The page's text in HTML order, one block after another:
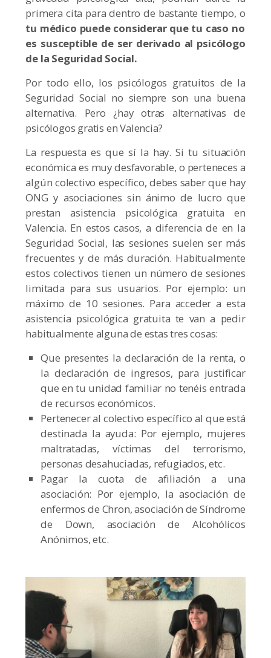
primera cita para dentro de bastante tiempo, o
tu médico puede considerar que tu caso no
es susceptible de ser derivado al psicólogo
de la Seguridad Social.
Por todo ello, los psicólogos gratuitos de la
Seguridad Social no siempre son una buena
alternativa. Pero ¿hay otras alternativas de
psicólogos gratis en Valencia?
La respuesta es que sí la hay. Si tu situación
económica es muy desfavorable, o perteneces a
algún colectivo específico, debes saber que hay
ONG y asociaciones sin ánimo de lucro que
prestan asistencia psicológica gratuita en
Valencia. En estos casos, a diferencia de en la
Seguridad Social, las sesiones suelen ser más
frecuentes y de más duración. Habitualmente
estos colectivos tienen un número de sesiones
limitada para sus usuarios. Por ejemplo: un
máximo de 10 sesiones. Para acceder a esta
asistencia psicológica gratuita te van a pedir
habitualmente alguna de estas tres cosas:
Que presentes la declaración de la renta, o
la declaración de ingresos, para justificar
que en tu unidad familiar no tenéis entrada
de recursos económicos.
Pertenecer al colectivo específico al que está
destinada la ayuda: Por ejemplo, mujeres
maltratadas, víctimas del terrorismo,
personas desahuciadas, refugiados, etc.
Pagar la cuota de afiliación a una
asociación: Por ejemplo, la asociación de
enfermos de Chron, asociación de Síndrome
de Down, asociación de Alcohólicos
Anónimos, etc.